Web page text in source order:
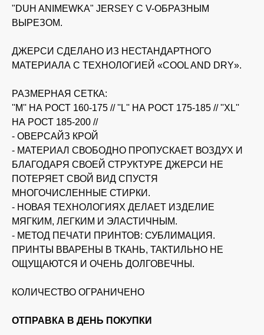
"DUH ANIMEWKA" JERSEY C V-ОБРАЗНЫМ
ВЫРЕЗОМ.
ДЖЕРСИ СДЕЛАНО ИЗ НЕСТАНДАРТНОГО
МАТЕРИАЛА С ТЕХНОЛОГИЕЙ «COOL AND DRY».
РАЗМЕРНАЯ СЕТКА:
''M'' НА РОСТ 160-175 // ''L'' НА РОСТ 175-185 // ''XL''
НА РОСТ 185-200 //
- ОВЕРСАЙЗ КРОЙ
- МАТЕРИАЛ СВОБОДНО ПРОПУСКАЕТ ВОЗДУХ И
БЛАГОДАРЯ СВОЕЙ СТРУКТУРЕ ДЖЕРСИ НЕ
ПОТЕРЯЕТ СВОЙ ВИД СПУСТЯ
МНОГОЧИСЛЕННЫЕ СТИРКИ.
- НОВАЯ ТЕХНОЛОГИЯХ ДЕЛАЕТ ИЗДЕЛИЕ
МЯГКИМ, ЛЕГКИМ И ЭЛАСТИЧНЫМ.
- МЕТОД ПЕЧАТИ ПРИНТОВ: СУБЛИМАЦИЯ.
ПРИНТЫ ВВАРЕНЫ В ТКАНЬ, ТАКТИЛЬНО НЕ
ОЩУЩАЮТСЯ И ОЧЕНЬ ДОЛГОВЕЧНЫ.
КОЛИЧЕСТВО ОГРАНИЧЕНО
ОТПРАВКА В ДЕНЬ ПОКУПКИ
KUSAKABE 2024